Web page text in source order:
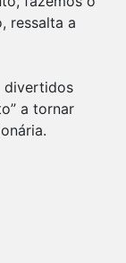
ressalta a
divertidos
a tornar